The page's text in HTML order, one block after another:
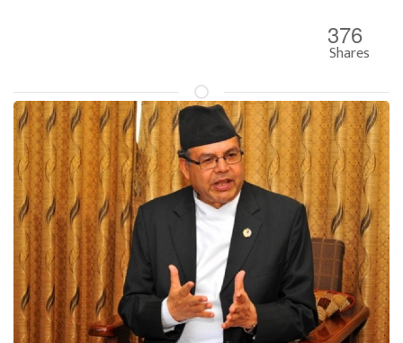
376
Shares